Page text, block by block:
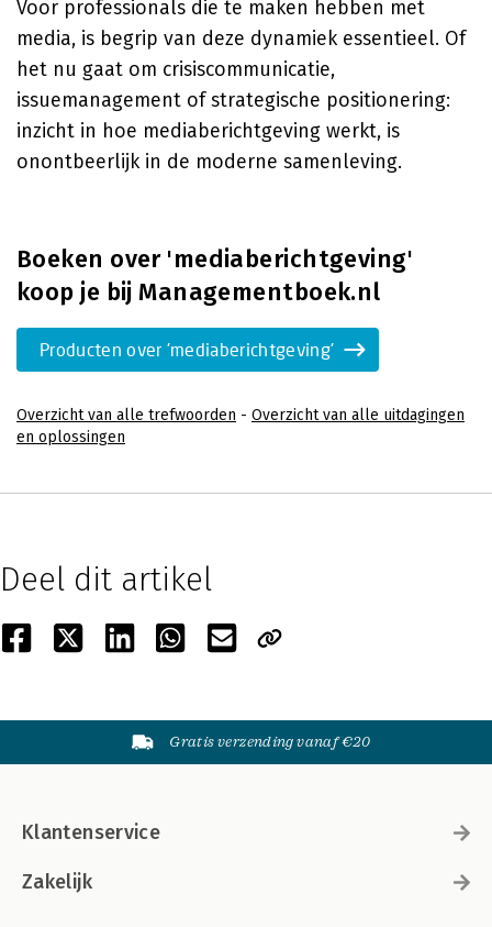
Voor professionals die te maken hebben met
media, is begrip van deze dynamiek essentieel. Of
het nu gaat om crisiscommunicatie,
issuemanagement of strategische positionering:
inzicht in hoe mediaberichtgeving werkt, is
onontbeerlijk in de moderne samenleving.
Boeken over 'mediaberichtgeving'
koop je bij Managementboek.nl
Producten over 'mediaberichtgeving'
Overzicht van alle trefwoorden - Overzicht van alle uitdagingen
en oplossingen
Deel dit artikel
Gratis verzending vanaf €20
Klantenservice
Zakelijk